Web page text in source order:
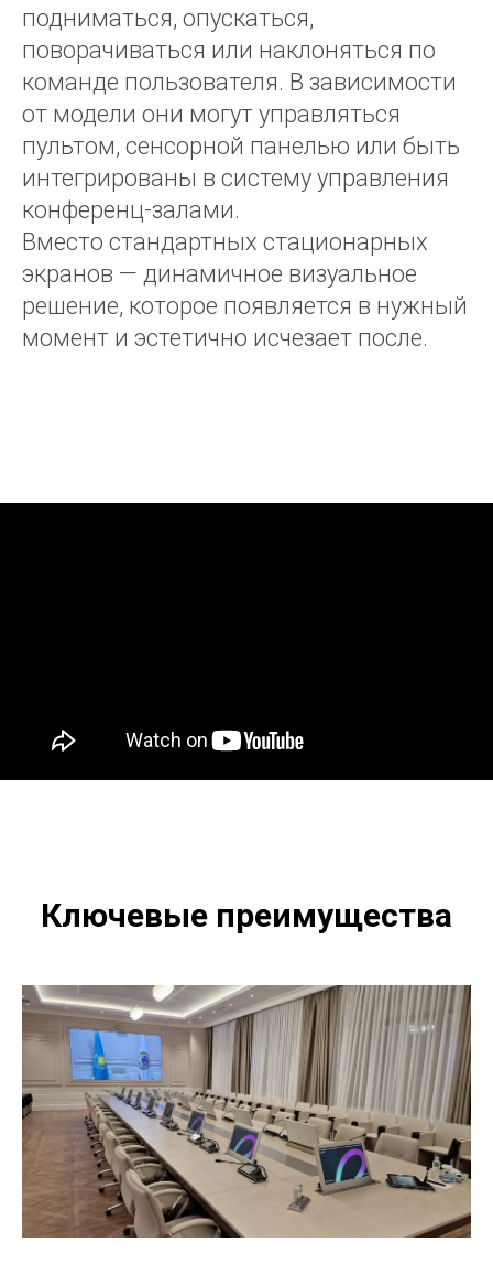
подниматься, опускаться,
поворачиваться или наклоняться по
команде пользователя. В зависимости
от модели они могут управляться
пультом, сенсорной панелью или быть
интегрированы в систему управления
конференц-залами.
Вместо стандартных стационарных
экранов — динамичное визуальное
решение, которое появляется в нужный
момент и эстетично исчезает после.
Ключевые преимущества